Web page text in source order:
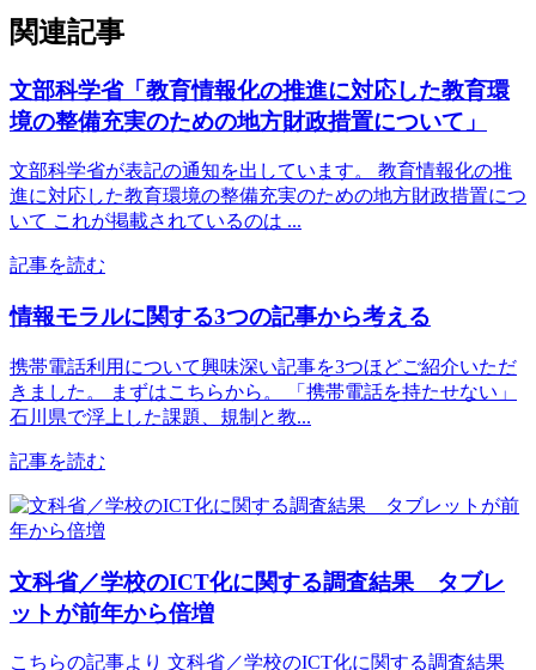
関連記事
文部科学省「教育情報化の推進に対応した教育環
境の整備充実のための地方財政措置について」
文部科学省が表記の通知を出しています。 教育情報化の推
進に対応した教育環境の整備充実のための地方財政措置につ
いて これが掲載されているのは ...
記事を読む
情報モラルに関する3つの記事から考える
携帯電話利用について興味深い記事を3つほどご紹介いただ
きました。 まずはこちらから。 「携帯電話を持たせない」
石川県で浮上した課題、規制と教...
記事を読む
文科省／学校のICT化に関する調査結果 タブレ
ットが前年から倍増
こちらの記事より 文科省／学校のICT化に関する調査結果